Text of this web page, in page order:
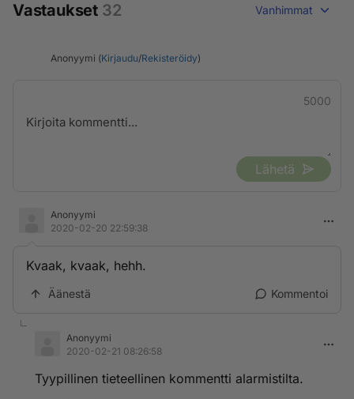
Vastaukset 32 Vanhimmat
Anonyymi (Kirjaudu/Rekisteröidy)
5000
Lähetä
Anonyymi
2020-02-20 22:59:38
Kvaak, kvaak, hehh.
Äänestä Kommentoi
Anonyymi
2020-02-21 08:26:58
Tyypillinen tieteellinen kommentti alarmistilta.